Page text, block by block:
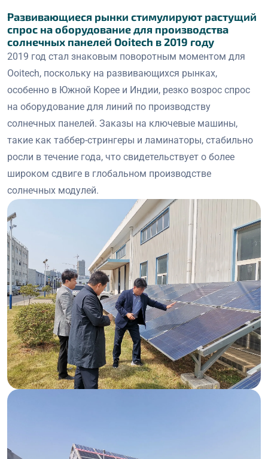
Развивающиеся рынки стимулируют растущий
спрос на оборудование для производства
солнечных панелей Ooitech в 2019 году
2019 год стал знаковым поворотным моментом для
Ooitech, поскольку на развивающихся рынках,
особенно в Южной Корее и Индии, резко возрос спрос
на оборудование для линий по производству
солнечных панелей. Заказы на ключевые машины,
такие как таббер-стрингеры и ламинаторы, стабильно
росли в течение года, что свидетельствует о более
широком сдвиге в глобальном производстве
солнечных модулей.